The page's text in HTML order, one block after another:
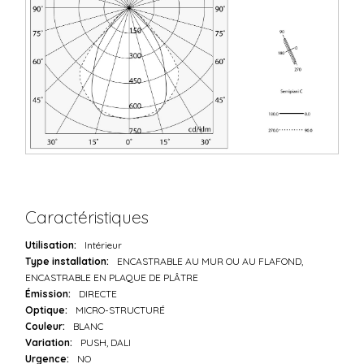
Caractéristiques
Utilisation:
Intérieur
Type installation:
ENCASTRABLE AU MUR OU AU FLAFOND,
ENCASTRABLE EN PLAQUE DE PLÂTRE
Émission:
DIRECTE
Optique:
MICRO-STRUCTURÉ
Couleur:
BLANC
Variation:
PUSH, DALI
Urgence:
NO